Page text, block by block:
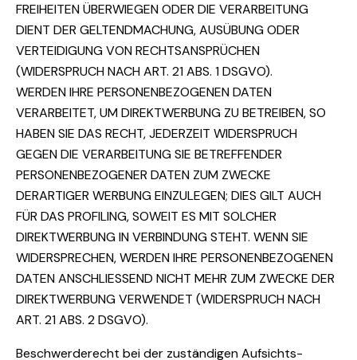
FREIHEITEN ÜBERWIEGEN ODER DIE VERARBEITUNG
DIENT DER GELTENDMACHUNG, AUSÜBUNG ODER
VERTEIDIGUNG VON RECHTSANSPRÜCHEN
(WIDERSPRUCH NACH ART. 21 ABS. 1 DSGVO).
WERDEN IHRE PERSONENBEZOGENEN DATEN
VERARBEITET, UM DIREKTWERBUNG ZU BETREIBEN, SO
HABEN SIE DAS RECHT, JEDERZEIT WIDERSPRUCH
GEGEN DIE VERARBEITUNG SIE BETREFFENDER
PERSONENBEZOGENER DATEN ZUM ZWECKE
DERARTIGER WERBUNG EINZULEGEN; DIES GILT AUCH
FÜR DAS PROFILING, SOWEIT ES MIT SOLCHER
DIREKTWERBUNG IN VERBINDUNG STEHT. WENN SIE
WIDERSPRECHEN, WERDEN IHRE PERSONENBEZOGENEN
DATEN ANSCHLIESSEND NICHT MEHR ZUM ZWECKE DER
DIREKTWERBUNG VERWENDET (WIDERSPRUCH NACH
ART. 21 ABS. 2 DSGVO).
Beschwerde­recht bei der zuständigen Aufsichts­